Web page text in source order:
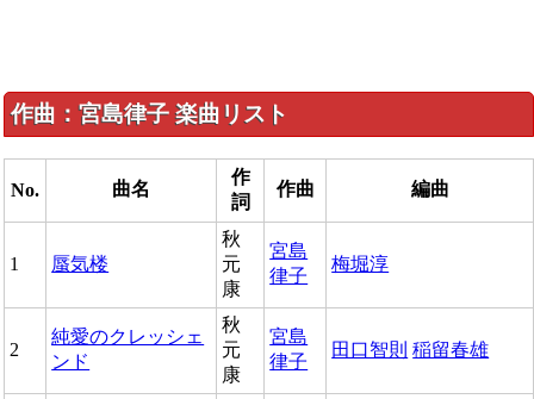
作曲：宮島律子 楽曲リスト
No. 曲名
作
詞
作曲 編曲
1 蜃気楼
秋
元
康
宮島
律子
梅堀淳
2
純愛のクレッシェ
ンド
秋
元
康
宮島
律子
田口智則 稲留春雄